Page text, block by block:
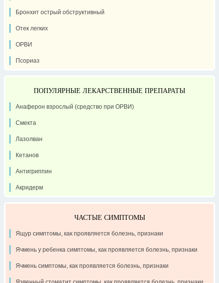
Бронхит острый обструктивный
Отек легких
ОРВИ
Псориаз
ПОПУЛЯРНЫЕ ЛЕКАРСТВЕННЫЕ ПРЕПАРАТЫ
Анаферон взрослый (средство при ОРВИ)
Смекта
Лазолван
Кетанов
Антигриппин
Акридерм
ЧАСТЫЕ СИМПТОМЫ
Ящур симптомы, как проявляется болезнь, признаки
Ячмень у ребенка симптомы, как проявляется болезнь, признаки
Ячмень симптомы, как проявляется болезнь, признаки